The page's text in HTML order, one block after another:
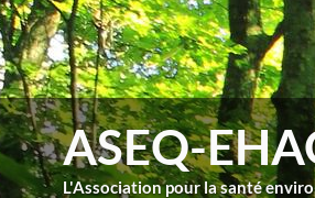
ASEQ-
L'Association pour la santé